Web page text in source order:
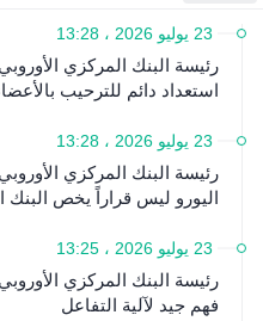
ن في السوق على فهم نوايا
افية السياسة.
23 يوليو 2026 ، 13:28
رئيسة البنك المركزي
استعداد دائم للترحيب
23 يوليو 2026 ، 13:28
رئيسة البنك المركزي
اليورو ليس قراراً يخص البنك
23 يوليو 2026 ، 13:25
رئيسة البنك المركزي
فهم جيد لآلية التفاعل